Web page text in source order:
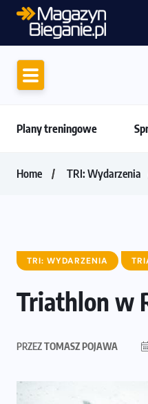
Plany treningowe
Home TRI: Wydarzenia
TRI: WYDARZENIA
Triathlon w
PRZEZTOMASZ POJAWA